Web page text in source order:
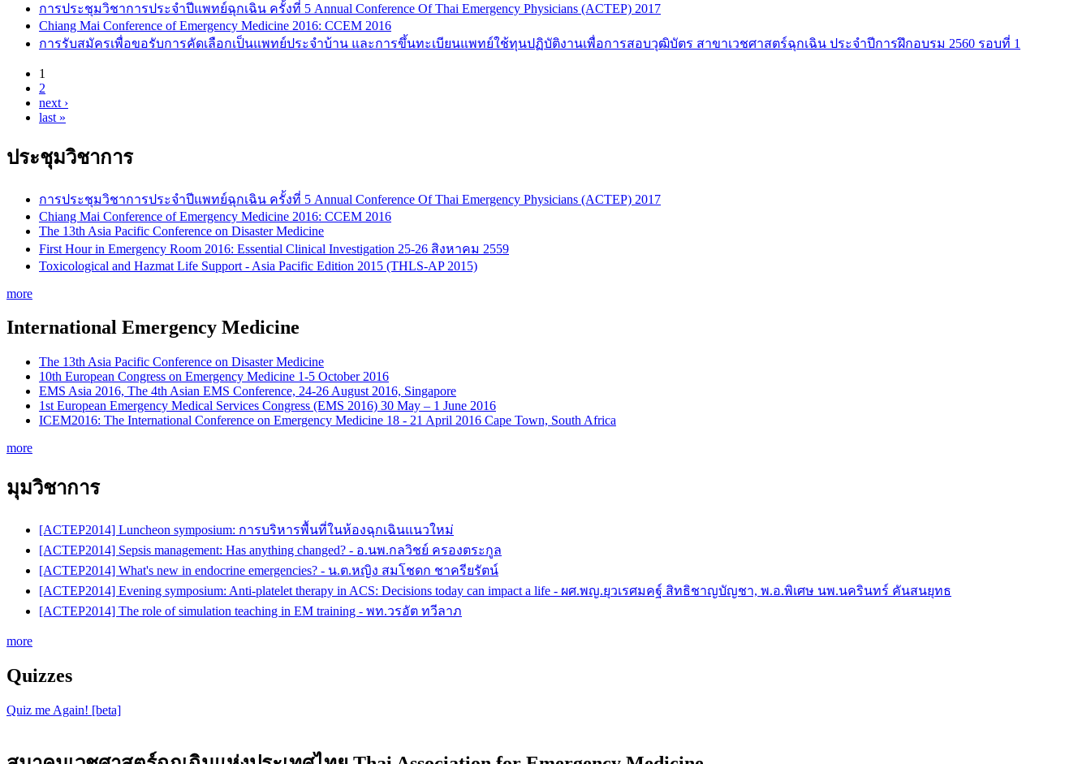
การประชุมวิชาการประจำปีแพทย์ฉุกเฉิน ครั้งที่ 5 Annual Conference Of Thai Emergency Physicians (ACTEP) 2017
Chiang Mai Conference of Emergency Medicine 2016: CCEM 2016
การรับสมัครเพื่อขอรับการคัดเลือกเป็นแพทย์ประจำบ้าน และการขึ้นทะเบียนแพทย์ใช้ทุนปฏิบัติงานเพื่อการสอบวุฒิบัตร สาขาเวชศาสตร์ฉุกเฉิน ประจำปีการฝึกอบรม 2560 รอบที่ 1
Pages
1
2
next ›
last »
ประชุมวิชาการ
การประชุมวิชาการประจำปีแพทย์ฉุกเฉิน ครั้งที่ 5 Annual Conference Of Thai Emergency Physicians (ACTEP) 2017
Chiang Mai Conference of Emergency Medicine 2016: CCEM 2016
The 13th Asia Pacific Conference on Disaster Medicine
First Hour in Emergency Room 2016: Essential Clinical Investigation 25-26 สิงหาคม 2559
Toxicological and Hazmat Life Support - Asia Pacific Edition 2015 (THLS-AP 2015)
more
International Emergency Medicine
The 13th Asia Pacific Conference on Disaster Medicine
10th European Congress on Emergency Medicine 1-5 October 2016
EMS Asia 2016, The 4th Asian EMS Conference, 24-26 August 2016, Singapore
1st European Emergency Medical Services Congress (EMS 2016) 30 May – 1 June 2016
ICEM2016: The International Conference on Emergency Medicine 18 - 21 April 2016 Cape Town, South Africa
more
มุมวิชาการ
[ACTEP2014] Luncheon symposium: การบริหารพื้นที่ในห้องฉุกเฉินแนวใหม่
[ACTEP2014] Sepsis management: Has anything changed? - อ.นพ.กลวิชย์ ครองตระกูล
[ACTEP2014] What's new in endocrine emergencies? - น.ต.หญิง สมโชดก ชาครียรัตน์
[ACTEP2014] Evening symposium: Anti-platelet therapy in ACS: Decisions today can impact a life - ผศ.พญ.ยุวเรศมคฐ์ สิทธิชาญบัญชา, พ.อ.พิเศษ นพ.นครินทร์ คันสนยุทธ
[ACTEP2014] The role of simulation teaching in EM training - พท.วรอัต ทวีลาภ
more
Quizzes
Quiz me Again! [beta]